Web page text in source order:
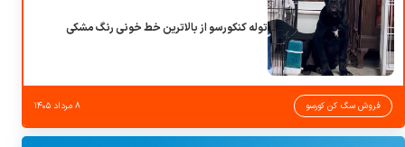
توله کنکورسو از بالاترین خط خونی رنگ مشکی
فروش سگ کن کورسو ۸ مرداد ۱۴۰۵